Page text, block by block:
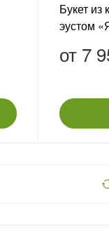
Букет из
эустом
от 7